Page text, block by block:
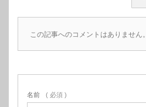
この記事へのコメントはありません。
名前 ( 必須 )